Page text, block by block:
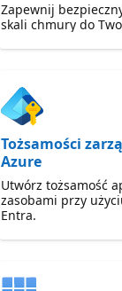
Zapewnij
skali chmury do
Tożsamości
Azure
Utwórz tożsamość
zasobami przy
Entra.